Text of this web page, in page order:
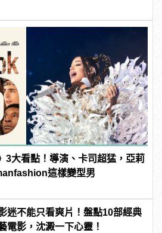
3大看點！導演、卡司超猛，亞莉
這樣變型男
迷不能只看爽片！盤點10部經典
電影，沈澱一下心靈！